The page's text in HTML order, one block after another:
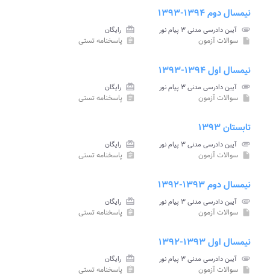
نیمسال دوم ۱۳۹۴-۱۳۹۳
attachment آیین دادرسی مدنی ۳ پیام نور card_giftcard رایگان
insert_drive_file سوالات آزمون assignment پاسخنامه تستی
نیمسال اول ۱۳۹۴-۱۳۹۳
attachment آیین دادرسی مدنی ۳ پیام نور card_giftcard رایگان
insert_drive_file سوالات آزمون assignment پاسخنامه تستی
تابستان ۱۳۹۳
attachment آیین دادرسی مدنی ۳ پیام نور card_giftcard رایگان
insert_drive_file سوالات آزمون assignment پاسخنامه تستی
نیمسال دوم ۱۳۹۳-۱۳۹۲
attachment آیین دادرسی مدنی ۳ پیام نور card_giftcard رایگان
insert_drive_file سوالات آزمون assignment پاسخنامه تستی
نیمسال اول ۱۳۹۳-۱۳۹۲
attachment آیین دادرسی مدنی ۳ پیام نور card_giftcard رایگان
insert_drive_file سوالات آزمون assignment پاسخنامه تستی